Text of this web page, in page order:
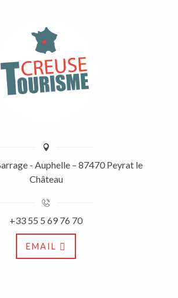
- Auphelle – 87470 Peyrat le
Château
+33 55 5 69 76 70
EMAIL